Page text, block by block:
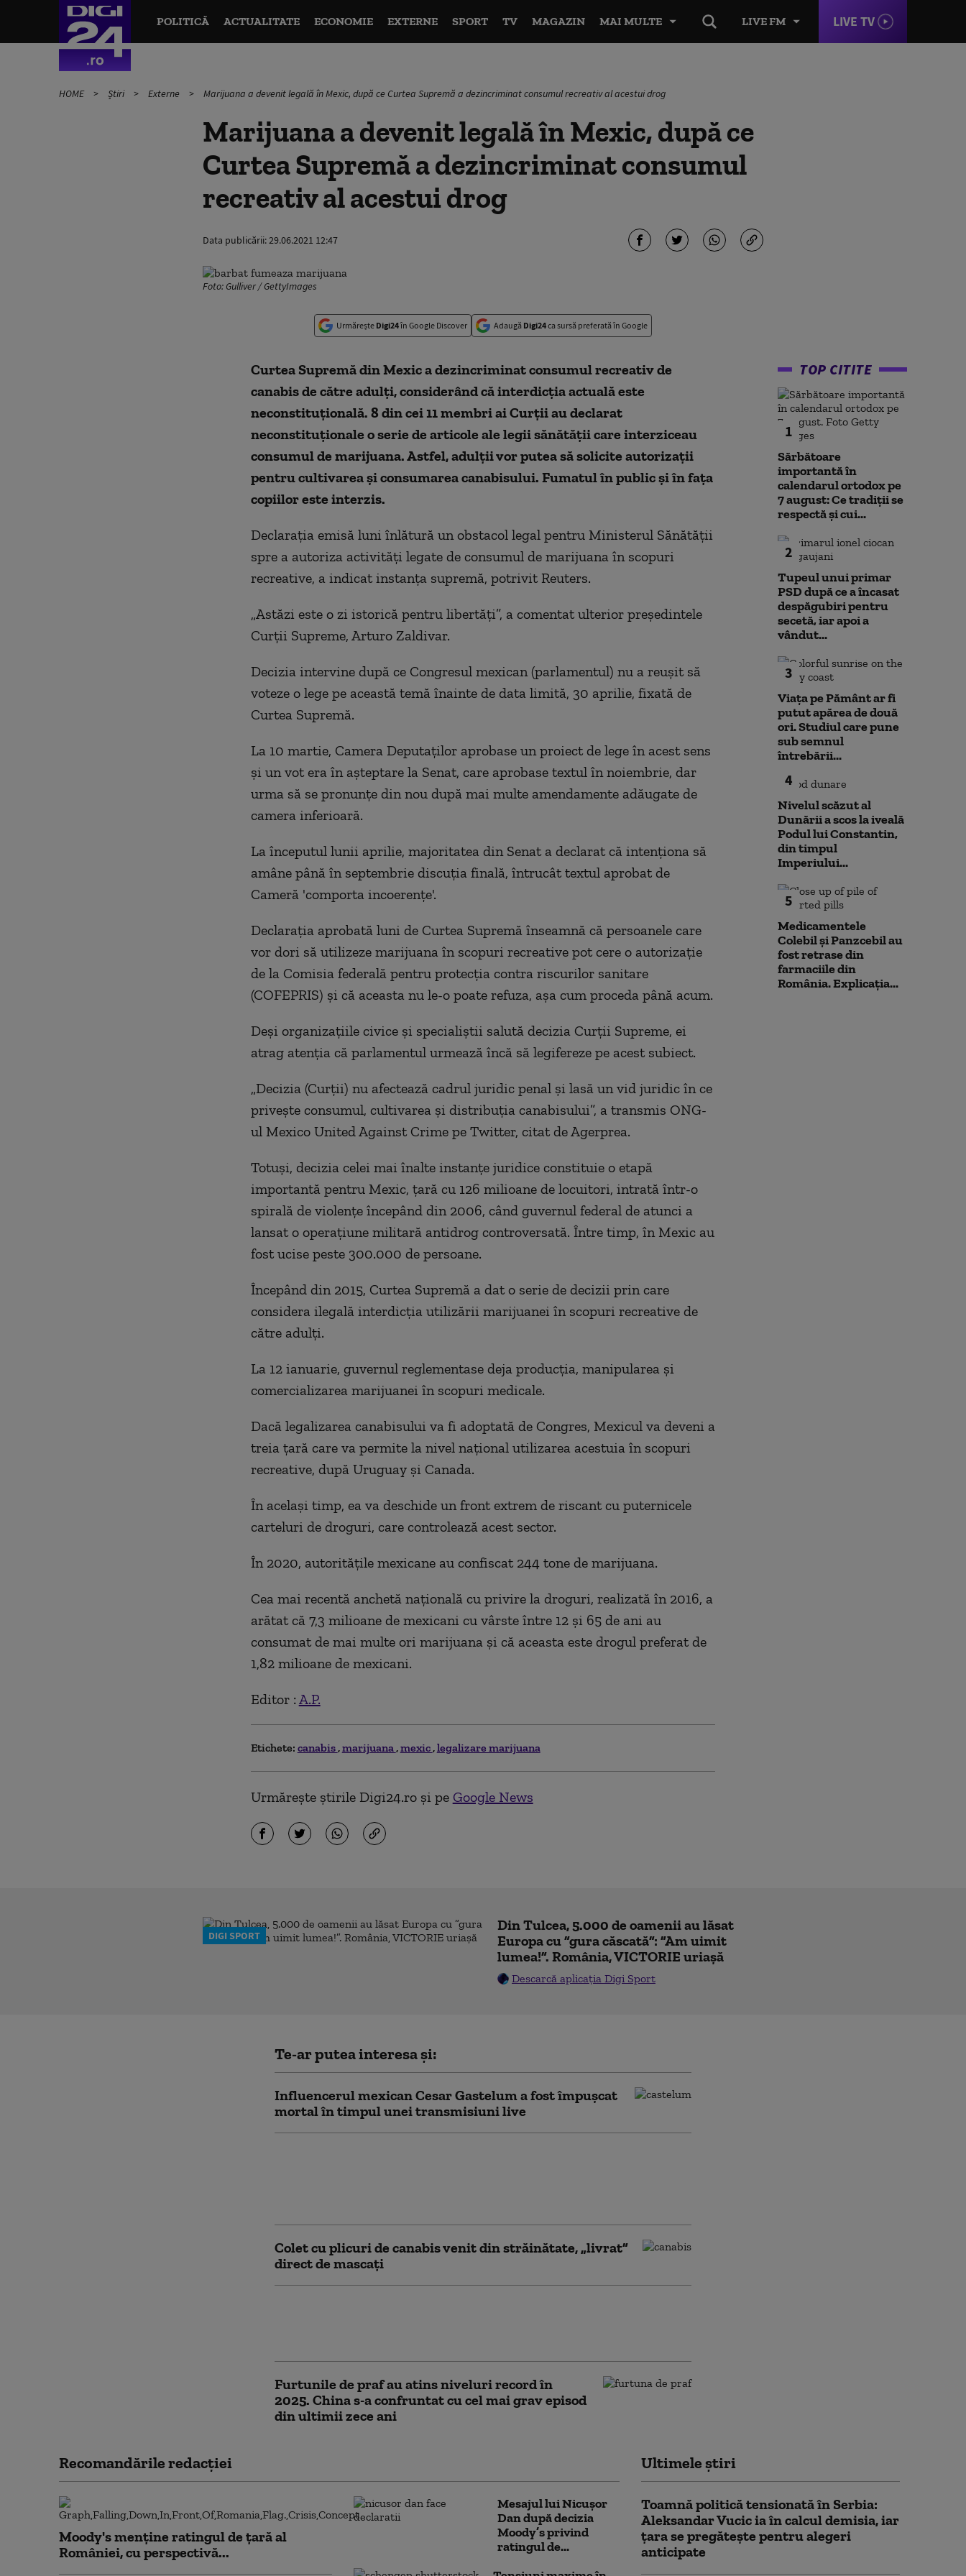
LIVE FM LIVE TV
POLITICĂ ACTUALITATE ECONOMIE EXTERNE SPORT TV MAGAZIN MAI MULTE
HOME Știri Externe Marijuana a devenit legală în Mexic, după ce Curtea Supremă a dezincriminat consumul recreativ al acestui drog
Marijuana a devenit legală în Mexic, după ce
Curtea Supremă a dezincriminat consumul
recreativ al acestui drog
Data publicării:29.06.2021 12:47
Foto: Gulliver / GettyImages
Urmărește Digi24în Google Discover Adaugă Digi24ca sursă preferată în Google
Curtea Supremă din Mexic a dezincriminat consumul recreativ de
canabis de către adulți, considerând că interdicția actuală este
neconstituțională. 8 din cei 11 membri ai Curţii au declarat
neconstituţionale o serie de articole ale legii sănătăţii care interziceau
consumul de marijuana. Astfel, adulții vor putea să solicite autorizații
pentru cultivarea și consumarea canabisului. Fumatul în public și în fața
copiilor este interzis.
Declaraţia emisă luni înlătură un obstacol legal pentru Ministerul Sănătăţii
spre a autoriza activităţi legate de consumul de marijuana în scopuri
recreative, a indicat instanţa supremă, potrivit Reuters.
„Astăzi este o zi istorică pentru libertăţi”, a comentat ulterior preşedintele
Curţii Supreme, Arturo Zaldivar.
Decizia intervine după ce Congresul mexican (parlamentul) nu a reuşit să
voteze o lege pe această temă înainte de data limită, 30 aprilie, fixată de
Curtea Supremă.
La 10 martie, Camera Deputaţilor aprobase un proiect de lege în acest sens
şi un vot era în aşteptare la Senat, care aprobase textul în noiembrie, dar
urma să se pronunţe din nou după mai multe amendamente adăugate de
camera inferioară.
La începutul lunii aprilie, majoritatea din Senat a declarat că intenţiona să
amâne până în septembrie discuţia finală, întrucât textul aprobat de
Cameră 'comporta incoerenţe'.
Declaraţia aprobată luni de Curtea Supremă înseamnă că persoanele care
vor dori să utilizeze marijuana în scopuri recreative pot cere o autorizaţie
de la Comisia federală pentru protecţia contra riscurilor sanitare
(COFEPRIS) şi că aceasta nu le-o poate refuza, aşa cum proceda până acum.
Deşi organizaţiile civice şi specialiştii salută decizia Curţii Supreme, ei
atrag atenţia că parlamentul urmează încă să legifereze pe acest subiect.
„Decizia (Curţii) nu afectează cadrul juridic penal şi lasă un vid juridic în ce
priveşte consumul, cultivarea şi distribuţia canabisului”, a transmis ONG-
ul Mexico United Against Crime pe Twitter, citat de Agerprea.
Totuşi, decizia celei mai înalte instanţe juridice constituie o etapă
importantă pentru Mexic, ţară cu 126 milioane de locuitori, intrată într-o
spirală de violenţe începând din 2006, când guvernul federal de atunci a
lansat o operaţiune militară antidrog controversată. Între timp, în Mexic au
fost ucise peste 300.000 de persoane.
Începând din 2015, Curtea Supremă a dat o serie de decizii prin care
considera ilegală interdicţia utilizării marijuanei în scopuri recreative de
către adulţi.
La 12 ianuarie, guvernul reglementase deja producţia, manipularea şi
comercializarea marijuanei în scopuri medicale.
Dacă legalizarea canabisului va fi adoptată de Congres, Mexicul va deveni a
treia ţară care va permite la nivel naţional utilizarea acestuia în scopuri
recreative, după Uruguay şi Canada.
În acelaşi timp, ea va deschide un front extrem de riscant cu puternicele
carteluri de droguri, care controlează acest sector.
În 2020, autorităţile mexicane au confiscat 244 tone de marijuana.
Cea mai recentă anchetă naţională cu privire la droguri, realizată în 2016, a
arătat că 7,3 milioane de mexicani cu vârste între 12 şi 65 de ani au
consumat de mai multe ori marijuana şi că aceasta este drogul preferat de
1,82 milioane de mexicani.
Editor : A.P.
Etichete: canabis marijuana mexic legalizare marijuana
Urmărește știrile Digi24.ro și pe Google News
TOP CITITE
1
Sărbătoare
importantă în
calendarul ortodox pe
7 august: Ce tradiții se
respectă și cui...
2
Tupeul unui primar
PSD după ce a încasat
despăgubiri pentru
secetă, iar apoi a
vândut...
3
Viața pe Pământ ar fi
putut apărea de două
ori. Studiul care pune
sub semnul
întrebării...
4
Nivelul scăzut al
Dunării a scos la iveală
Podul lui Constantin,
din timpul
Imperiului...
5
Medicamentele
Colebil și Panzcebil au
fost retrase din
farmaciile din
România. Explicația...
DIGI SPORT
Din Tulcea, 5.000 de oamenii au lăsat
Europa cu ”gura căscată”: ”Am uimit
lumea!”. România, VICTORIE uriașă
Descarcă aplicația Digi Sport
Te-ar putea interesa și:
Influencerul mexican Cesar Gastelum a fost împuşcat
mortal în timpul unei transmisiuni live
Colet cu plicuri de canabis venit din străinătate, „livrat”
direct de mascați
Furtunile de praf au atins niveluri record în
2025. China s-a confruntat cu cel mai grav episod
din ultimii zece ani
Recomandările redacţiei
Moody's menține ratingul de țară al
României, cu perspectivă...
Mesajul lui Nicușor
Dan după decizia
Moody’s privind
ratingul de...
Ultimele știri
Toamnă politică tensionată în Serbia:
Aleksandar Vucic ia în calcul demisia, iar
țara se pregătește pentru alegeri
anticipate